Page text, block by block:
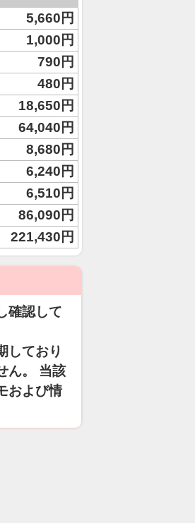
5,660円
1,000円
790円
480円
18,650円
64,040円
8,680円
6,240円
6,510円
86,090円
221,430円
確認して
しており
ん。 当該
および情